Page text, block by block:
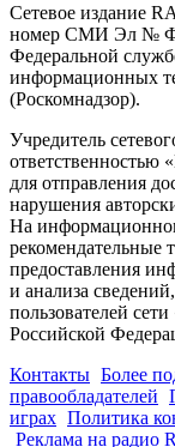
Сетевое издание
номер СМИ Эл №
Федеральной
информационных
(Роскомнадзор).
Учредитель
для отправления
нарушения
На
рекомендательные
предоставления
и анализа
пользователей
Российской
Контакты Более
правообладателей
играх Политика
Реклама на радио